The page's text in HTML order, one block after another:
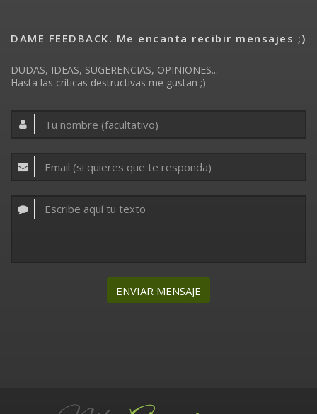
DAME FEEDBACK. Me encanta recibir mensajes ;)
DUDAS, IDEAS, SUGERENCIAS, OPINIONES...
Hasta las críticas destructivas me gustan ;)
ENVIAR MENSAJE